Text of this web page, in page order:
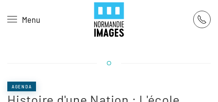
Skip to main content
Menu
AGENDA
Panneau de gestion des cookies